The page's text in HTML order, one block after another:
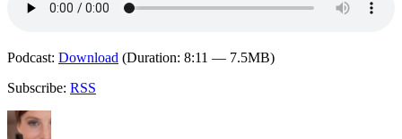
Podcast: Download (Duration: 8:11 — 7.5MB)
Subscribe: RSS
Autor